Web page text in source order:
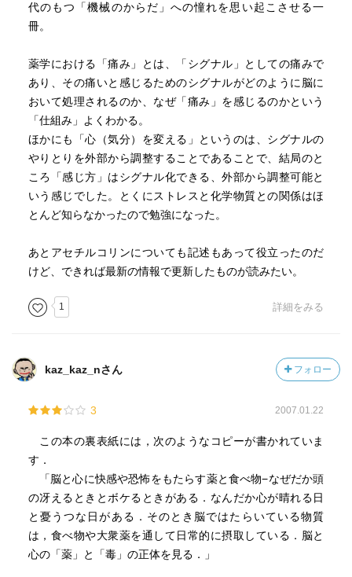
代のもつ「機械のからだ」への憧れを思い起こさせる一
冊。
薬学における「痛み」とは、「シグナル」としての痛みで
あり、その痛いと感じるためのシグナルがどのように脳に
おいて処理されるのか、なぜ「痛み」を感じるのかという
「仕組み」よくわかる。
ほかにも「心（気分）を変える」というのは、シグナルの
やりとりを外部から調整することであることで、結局のと
ころ「感じ方」はシグナル化できる、外部から調整可能と
いう感じでした。とくにストレスと化学物質との関係はほ
とんど知らなかったので勉強になった。
あとアセチルコリンについても記述もあって役立ったのだ
けど、できれば最新の情報で更新したものが読みたい。
1 詳細をみる
kaz_kaz_nさん フォロー
3 2007.01.22
この本の裏表紙には，次のようなコピーが書かれていま
す．
「脳と心に快感や恐怖をもたらす薬と食べ物−なぜだか頭
の冴えるときとボケるときがある．なんだか心が晴れる日
と憂うつな日がある．そのとき脳ではたらいている物質
は，食べ物や大衆薬を通して日常的に摂取している．脳と
心の「薬」と「毒」の正体を見る．」